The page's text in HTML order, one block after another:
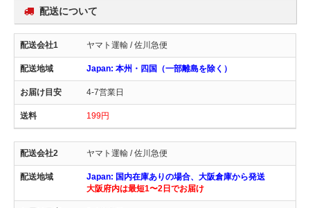
配送について
ヤマト運輸 / 佐川急便
Japan: 本州・四国（一部離島を除く）
4-7営業日
199円
ヤマト運輸 / 佐川急便
Japan: 国内在庫ありの場合、大阪倉庫から発送
大阪府内は最短1〜2日でお届け